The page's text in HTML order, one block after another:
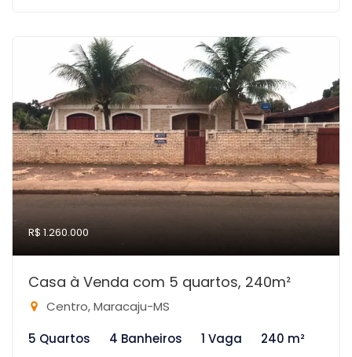
R$ 1.260.000
Casa à Venda com 5 quartos, 240m²
Centro, Maracaju-MS
5 Quartos
4 Banheiros 1 Vaga 240 m²